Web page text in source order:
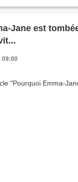
Jane est
09:00